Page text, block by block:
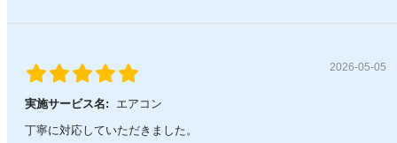
2026-05-05
実施サービス名:
エアコン
丁寧に対応していただきました。